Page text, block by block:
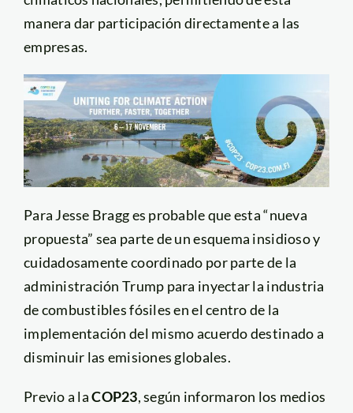
manera dar participación directamente a las
empresas.
Para Jesse Bragg es probable que esta “nueva
propuesta” sea parte de un esquema insidioso y
cuidadosamente coordinado por parte de la
administración Trump para inyectar la industria
de combustibles fósiles en el centro de la
implementación del mismo acuerdo destinado a
disminuir las emisiones globales.
Previo a laCOP23, según informaron los medios